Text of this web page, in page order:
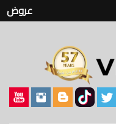
عروض